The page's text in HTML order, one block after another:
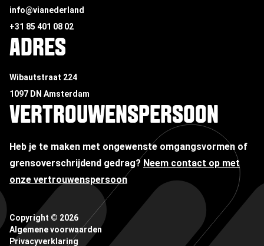
info@vianederland
+31 85 401 08 02
ADRES
Wibautstraat 224
1097 DN Amsterdam
VERTROUWENSPERSOON
Heb je te maken met ongewenste omgangsvormen of
grensoverschrijdend gedrag? Neem contact op met
onze vertrouwenspersoon
Copyright © 2026
Algemene voorwaarden
Privacyverklaring